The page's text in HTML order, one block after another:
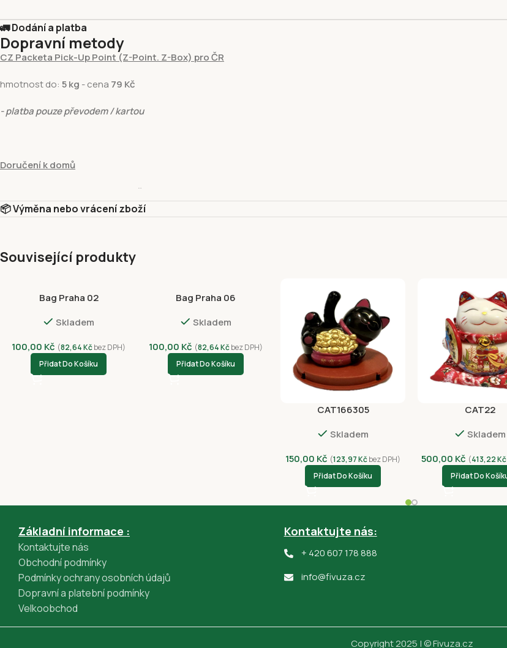
🚛 Dodání a platba
Dopravní metody
CZ Packeta Pick-Up Point (Z-Point. Z-Box) pro ČR
hmotnost do: 5 kg - cena 79 Kč
- platba pouze převodem / kartou
Doručení k domů
129 Kč
- platba pouze převodem / kartou
Vyzvednutí v prodejně Fivuza Market Václavské 801/52, Praha 1, 110 00
Platební metody
Dobírkou
Platba kartou online – GP webpay ( Visa, Mastercard)
Google Pay (GPWebPayGpe)
📦 Výměna nebo vrácení zboží
Související produkty
Bag Praha 02
Skladem
100,00 Kč (82,64Kčbez DPH)
Přidat Do Košíku
Bag Praha 06
Skladem
100,00 Kč (82,64Kčbez DPH)
Přidat Do Košíku
CAT166305
Skladem
150,00 Kč (123,97Kčbez DPH)
Přidat Do Košíku
CAT22
Skladem
500,00 Kč (413,22Kč
Přidat Do
Základní informace :
Kontaktujte nás
Obchodní podmínky
Podmínky ochrany osobních údajů
Dopravní a platební podmínky
Velkoobchod
Kontaktujte nás:
+ 420 607 178 888
info@fivuza.cz
Copyright 2025 | © Fivuza.cz